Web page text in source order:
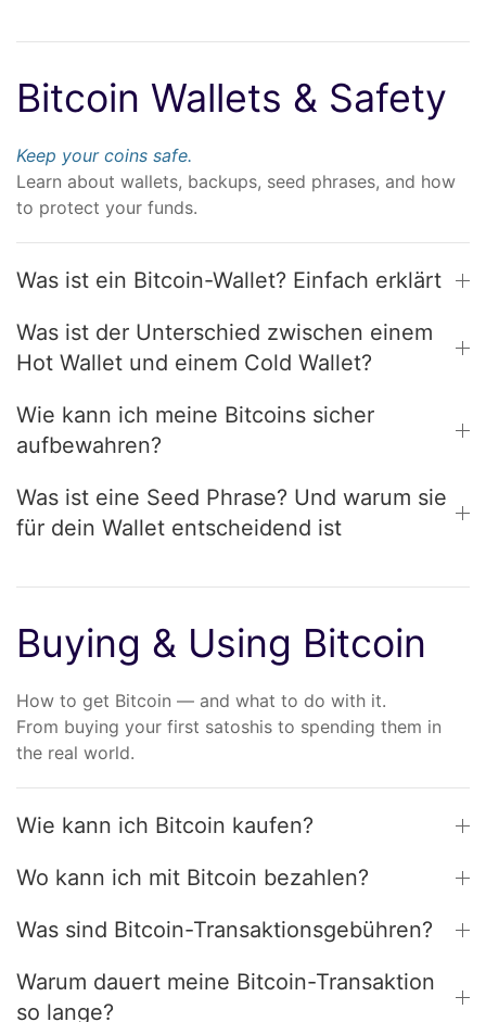
Bitcoin Wallets & Safety
Keep your coins safe.
Learn about wallets, backups, seed phrases, and how
to protect your funds.
Was ist ein Bitcoin-Wallet? Einfach erklärt
Was ist der Unterschied zwischen einem
Hot Wallet und einem Cold Wallet?
Wie kann ich meine Bitcoins sicher
aufbewahren?
Was ist eine Seed Phrase? Und warum sie
für dein Wallet entscheidend ist
Buying & Using Bitcoin
How to get Bitcoin — and what to do with it.
From buying your first satoshis to spending them in
the real world.
Wie kann ich Bitcoin kaufen?
Wo kann ich mit Bitcoin bezahlen?
Was sind Bitcoin-Transaktionsgebühren?
Warum dauert meine Bitcoin-Transaktion
so lange?